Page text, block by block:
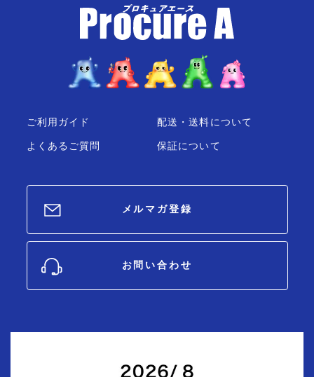
ご利用ガイド
よくあるご質問
配送・送料について
保証について
メルマガ登録
お問い合わせ